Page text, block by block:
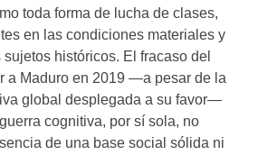
toda forma de lucha de clases,
en las condiciones materiales y
históricos. El fracaso del
a Maduro en 2019 —a pesar de la
global desplegada a su favor—
cognitiva, por sí sola, no
de una base social sólida ni